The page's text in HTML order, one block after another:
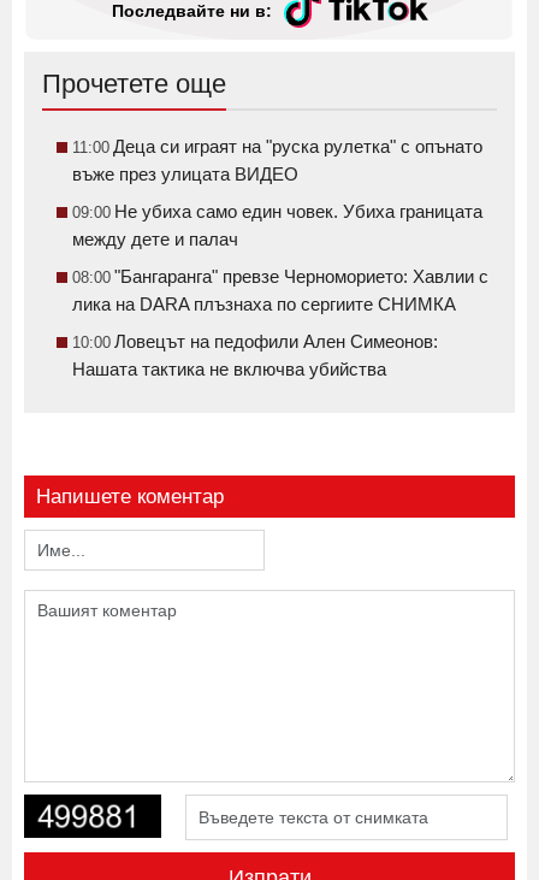
Последвайте ни в:
Прочетете още
11:00 Деца си играят на "руска рулетка" с опънато
въже през улицата ВИДЕО
09:00 Не убиха само един човек. Убиха границата
между дете и палач
08:00 "Бангаранга" превзе Черноморието: Хавлии с
лика на DARA плъзнаха по сергиите СНИМКА
10:00 Ловецът на педофили Ален Симеонов:
Нашата тактика не включва убийства
Напишете коментар